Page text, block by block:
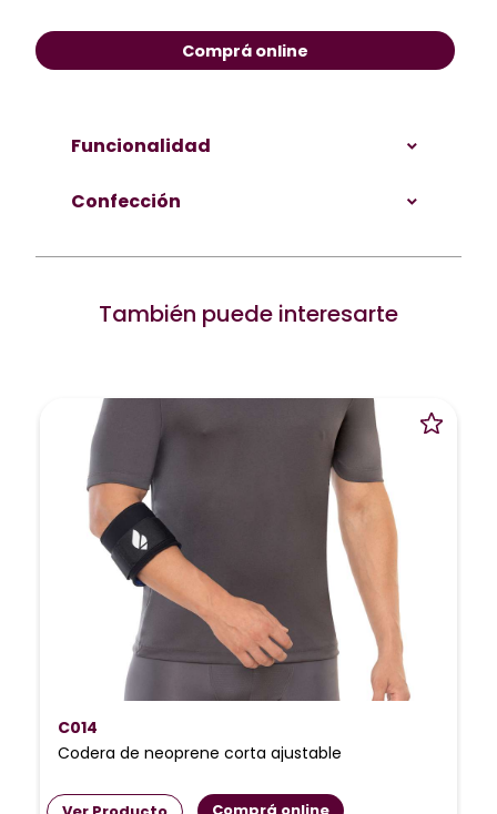
Comprá online
Funcionalidad
Confección
También puede interesarte
C014
Codera de neoprene corta ajustable